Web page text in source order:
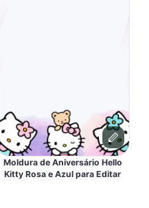
Moldura de Aniversário Hello
Kitty Rosa e Azul para Editar